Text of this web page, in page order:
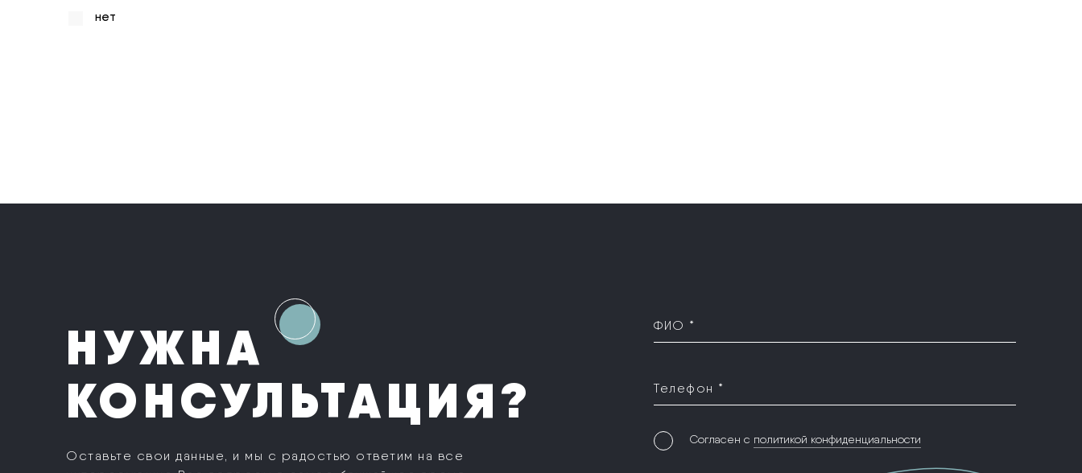
нет
НУЖНА
КОНСУЛЬТАЦИЯ?
Оставьте свои данные, и мы с радостью ответим на все
ФИО *
Телефон *
Согласен с политикой конфиденциальности